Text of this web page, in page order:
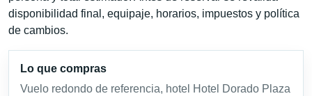
disponibilidad final, equipaje, horarios, impuestos y política
de cambios.
Lo que compras
Vuelo redondo de referencia, hotel Hotel Dorado Plaza